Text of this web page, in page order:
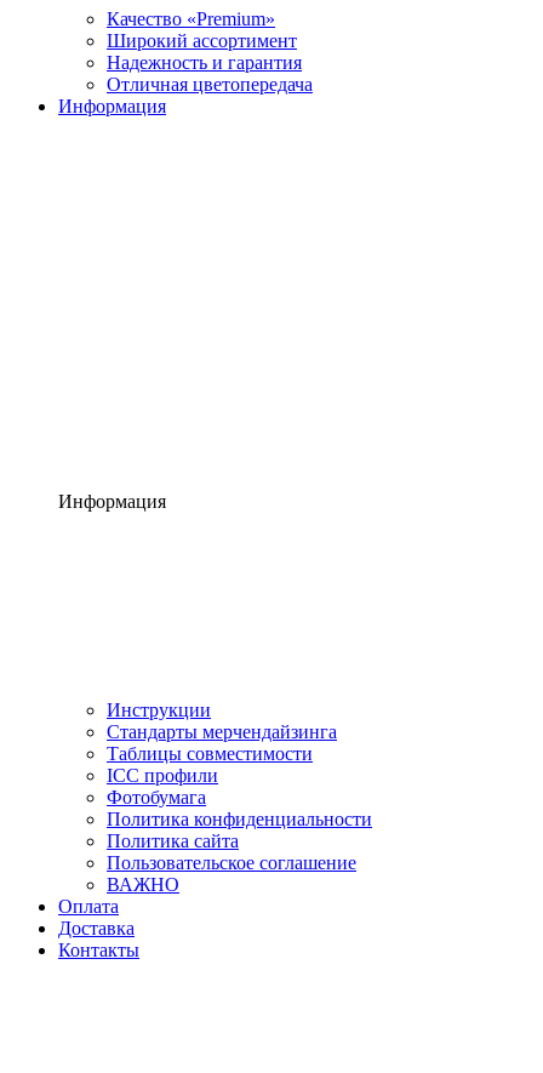
Качество «Premium»
Широкий ассортимент
Надежность и гарантия
Отличная цветопередача
Информация
Информация
Инструкции
Стандарты мерчендайзинга
Таблицы совместимости
ICC профили
Фотобумага
Политика конфиденциальности
Политика сайта
Пользовательское соглашение
ВАЖНО
Оплата
Доставка
Контакты